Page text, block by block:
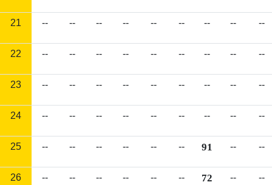
21 -- -- -- -- -- -- -- -- --
22 -- -- -- -- -- -- -- -- --
23 -- -- -- -- -- -- -- -- --
24 -- -- -- -- -- -- -- -- --
25 -- -- -- -- -- -- 91 -- --
26 -- -- -- -- -- -- 72 -- --